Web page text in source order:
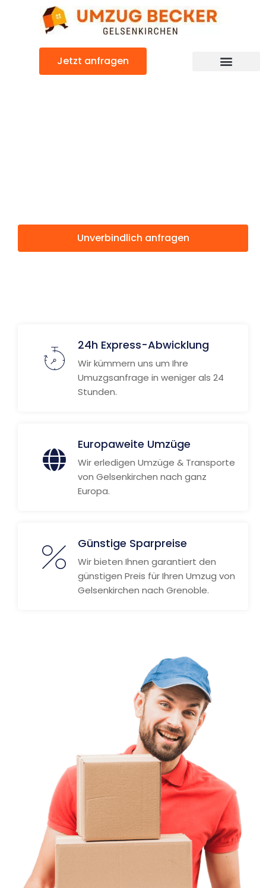
Jetzt anfragen
Unverbindlich anfragen
24h Express-Abwicklung
Wir kümmern uns um Ihre
Umuzgsanfrage in weniger als 24
Stunden.
Europaweite Umzüge
Wir erledigen Umzüge & Transporte
von Gelsenkirchen nach ganz
Europa.
Günstige Sparpreise
Wir bieten Ihnen garantiert den
günstigen Preis für Ihren Umzug von
Gelsenkirchen nach Grenoble.